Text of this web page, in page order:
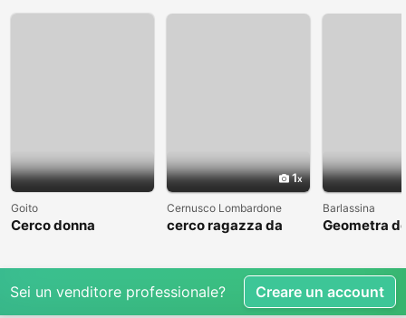
Goito
Cerco donna
1
Cernusco Lombardone
cerco ragazza da
Barlassina
Geometra
Sei un venditore professionale? Creare un account